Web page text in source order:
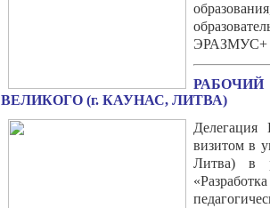
ЭРАЗМУС+
РАБОЧИЙ
ВЕЛИКОГО (г. КАУНАС, ЛИТВА)
визитом в
Литва) в